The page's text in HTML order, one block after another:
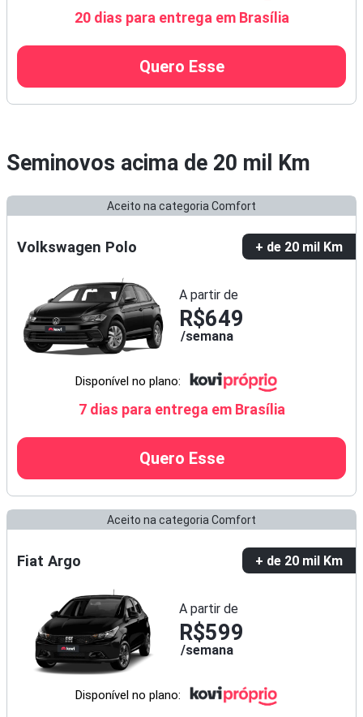
20 dias para entrega em Brasília
Quero Esse
Seminovos acima de 20 mil Km
Aceito na categoria Comfort
Volkswagen Polo + de 20 mil Km
A partir de
R$649
semana
Disponível no plano:
7 dias para entrega em Brasília
Quero Esse
Aceito na categoria Comfort
Fiat Argo + de 20 mil Km
A partir de
R$599
semana
Disponível no plano: